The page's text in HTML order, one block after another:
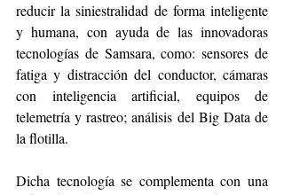
reducir la siniestralidad de forma inteligente
y humana, con ayuda de las innovadoras
tecnologías de Samsara, como: sensores de
fatiga y distracción del conductor, cámaras
con inteligencia artificial, equipos de
telemetría y rastreo; análisis del Big Data de
la flotilla.
Dicha tecnología se complementa con una